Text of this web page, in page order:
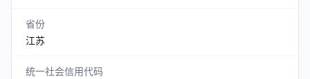
省份
江苏
统一社会信用代码